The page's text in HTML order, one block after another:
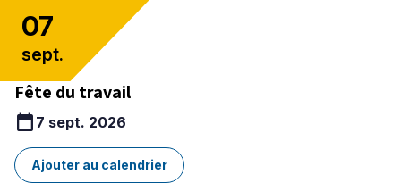
07
sept.
Fête du travail
calendar_today 7 sept. 2026
Ajouter au calendrier